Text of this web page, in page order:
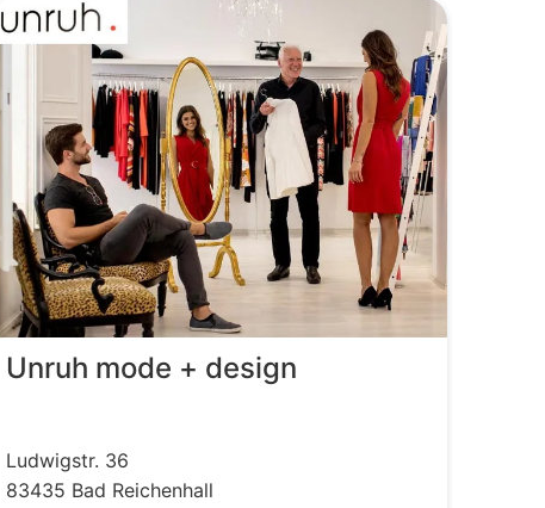
Unruh mode + design
Ludwigstr. 36
83435 Bad Reichenhall